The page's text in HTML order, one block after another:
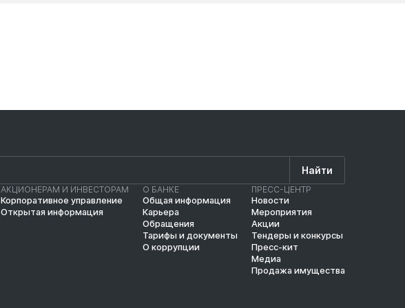
Найти
АКЦИОНЕРАМ И ИНВЕСТОРАМ
Корпоративное управление
Открытая информация
О БАНКЕ
Общая информация
Карьера
Обращения
Тарифы и документы
О коррупции
ПРЕСС-ЦЕНТР
Новости
Мероприятия
Акции
Тендеры и конкурсы
Пресс-кит
Медиа
Продажа имущества